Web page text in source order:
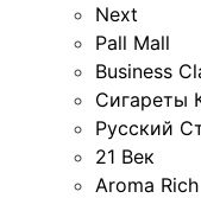
Next
Pall Mall
Business
Сигареты
Русский
21 Век
Aroma Rich